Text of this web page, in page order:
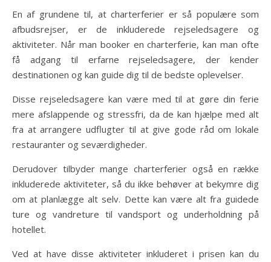
En af grundene til, at charterferier er så populære som
afbudsrejser, er de inkluderede rejseledsagere og
aktiviteter. Når man booker en charterferie, kan man ofte
få adgang til erfarne rejseledsagere, der kender
destinationen og kan guide dig til de bedste oplevelser.
Disse rejseledsagere kan være med til at gøre din ferie
mere afslappende og stressfri, da de kan hjælpe med alt
fra at arrangere udflugter til at give gode råd om lokale
restauranter og seværdigheder.
Derudover tilbyder mange charterferier også en række
inkluderede aktiviteter, så du ikke behøver at bekymre dig
om at planlægge alt selv. Dette kan være alt fra guidede
ture og vandreture til vandsport og underholdning på
hotellet.
Ved at have disse aktiviteter inkluderet i prisen kan du